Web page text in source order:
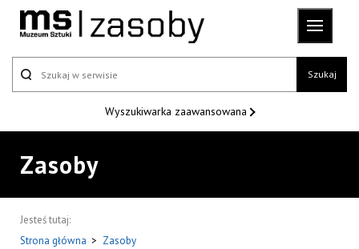
Szukaj
Wyszukiwarka zaawansowana
Zasoby
Jesteś tutaj:
Strona główna > Zasoby